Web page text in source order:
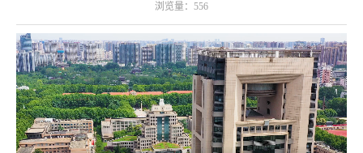
浏览量： 556